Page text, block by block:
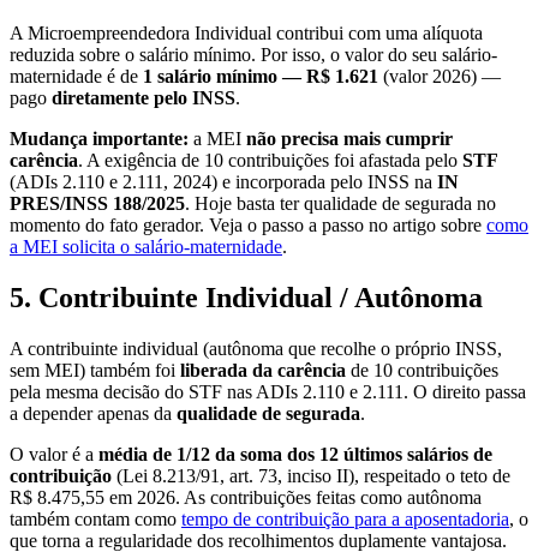
A Microempreendedora Individual contribui com uma alíquota
reduzida sobre o salário mínimo. Por isso, o valor do seu salário-
maternidade é de 1 salário mínimo — R$ 1.621 (valor 2026) —
pago diretamente pelo INSS.
Mudança importante: a MEI não precisa mais cumprir
carência. A exigência de 10 contribuições foi afastada pelo STF
(ADIs 2.110 e 2.111, 2024) e incorporada pelo INSS na IN
PRES/INSS 188/2025. Hoje basta ter qualidade de segurada no
momento do fato gerador. Veja o passo a passo no artigo sobre como
a MEI solicita o salário-maternidade.
5. Contribuinte Individual / Autônoma
A contribuinte individual (autônoma que recolhe o próprio INSS,
sem MEI) também foi liberada da carência de 10 contribuições
pela mesma decisão do STF nas ADIs 2.110 e 2.111. O direito passa
a depender apenas da qualidade de segurada.
O valor é a média de 1/12 da soma dos 12 últimos salários de
contribuição (Lei 8.213/91, art. 73, inciso II), respeitado o teto de
R$ 8.475,55 em 2026. As contribuições feitas como autônoma
também contam como tempo de contribuição para a aposentadoria, o
que torna a regularidade dos recolhimentos duplamente vantajosa.